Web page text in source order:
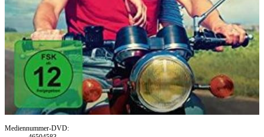
Mediennummer-DVD: